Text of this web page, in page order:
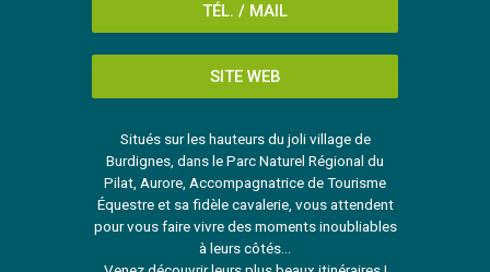
TÉL. / MAIL
SITE WEB
Situés sur les hauteurs du joli village de
Burdignes, dans le Parc Naturel Régional du
Pilat, Aurore, Accompagnatrice de Tourisme
Équestre et sa fidèle cavalerie, vous attendent
pour vous faire vivre des moments inoubliables
à leurs côtés...